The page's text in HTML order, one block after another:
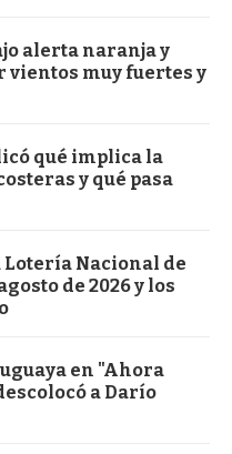
alerta naranja y
muy fuertes y
qué implica la
y qué pasa
Lotería Nacional de
de 2026 y los
en "Ahora
a Darío